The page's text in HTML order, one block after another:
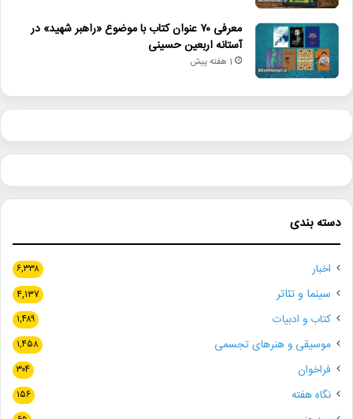
معرفی ۷۰ عنوان کتاب با موضوع «راهبر شهید» در
آستانه اربعین حسینی
1 هفته پیش
دسته بندی
اخبار ۶,۳۳۸
سینما و تئاتر ۴,۱۳۷
کتاب و ادبیات ۱,۴۸۹
موسیقی و هنرهای تجسمی ۱,۴۵۸
فراخوان ۳۰۴
نگاه هفته ۱۵۶